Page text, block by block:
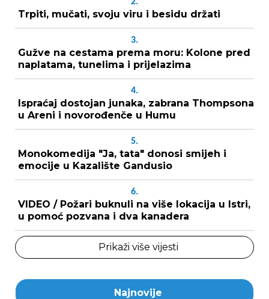
Trpiti, mučati, svoju viru i besidu držati
3.
Gužve na cestama prema moru: Kolone pred
naplatama, tunelima i prijelazima
4.
Ispraćaj dostojan junaka, zabrana Thompsona
u Areni i novorođenče u Humu
5.
Monokomedija "Ja, tata" donosi smijeh i
emocije u Kazalište Gandusio
6.
VIDEO / Požari buknuli na više lokacija u Istri,
u pomoć pozvana i dva kanadera
Prikaži više vijesti
Najnovije